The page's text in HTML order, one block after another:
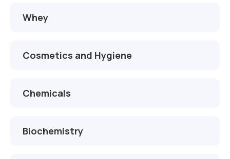
Whey
Cosmetics and Hygiene
Chemicals
Biochemistry